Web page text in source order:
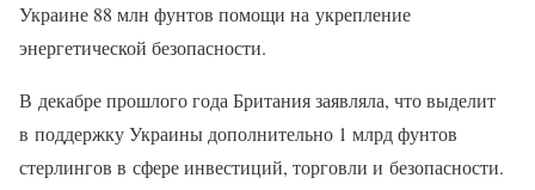
Украине 88 млн фунтов помощи на укрепление
энергетической безопасности.
В декабре прошлого года Британия заявляла, что выделит
в поддержку Украины дополнительно 1 млрд фунтов
стерлингов в сфере инвестиций, торговли и безопасности.